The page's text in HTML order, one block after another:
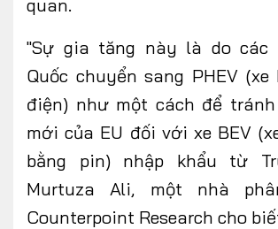
quan.
"Sự gia tăng này là do các
Quốc chuyển sang PHEV (xe
điện) như một cách để
mới của EU đối với xe BEV
bằng pin) nhập khẩu từ
Murtuza Ali, một nhà
Counterpoint Research cho